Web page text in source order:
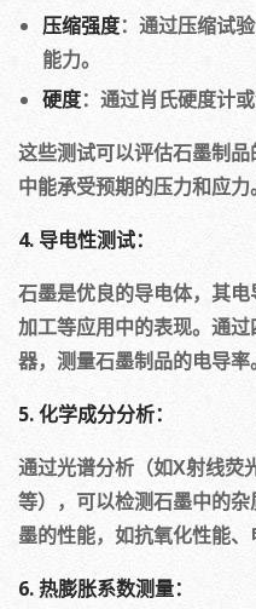
压缩强度：通过压缩试
能力。
硬度：通过肖氏硬度计
这些测试可以评估石墨制
中能承受预期的压力和应力
4. 导电性测试：
石墨是优良的导电体，其
加工等应用中的表现。通
器，测量石墨制品的电导率
5. 化学成分分析：
通过光谱分析（如X射线荧
等），可以检测石墨中的
墨的性能，如抗氧化性能、
6. 热膨胀系数测量：